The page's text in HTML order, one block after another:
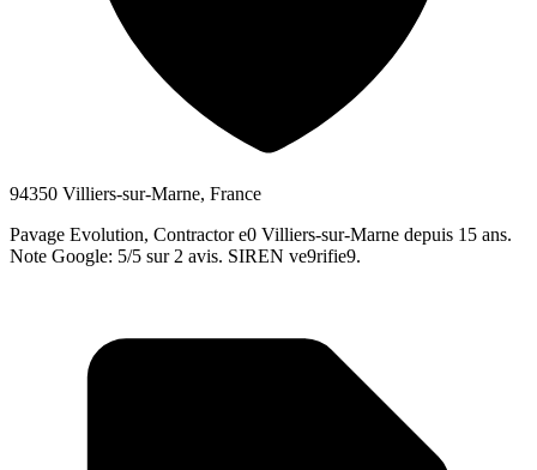
94350 Villiers-sur-Marne, France
Pavage Evolution, Contractor e0 Villiers-sur-Marne depuis 15 ans.
Note Google: 5/5 sur 2 avis. SIREN ve9rifie9.